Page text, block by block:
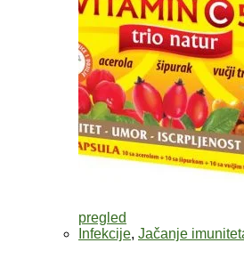
pregled
Infekcije, Jačanje